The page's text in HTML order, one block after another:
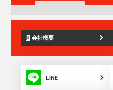
会社概要
LINE